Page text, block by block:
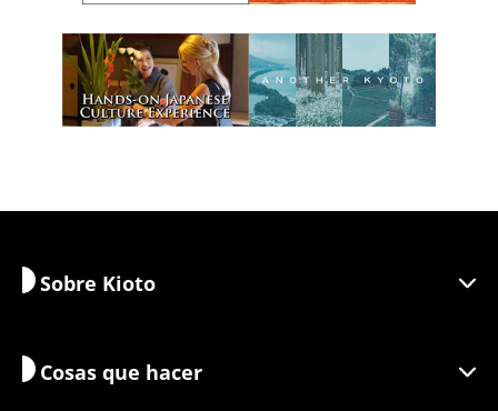
Sobre Kioto
Descubra Kioto
Cosas que hacer